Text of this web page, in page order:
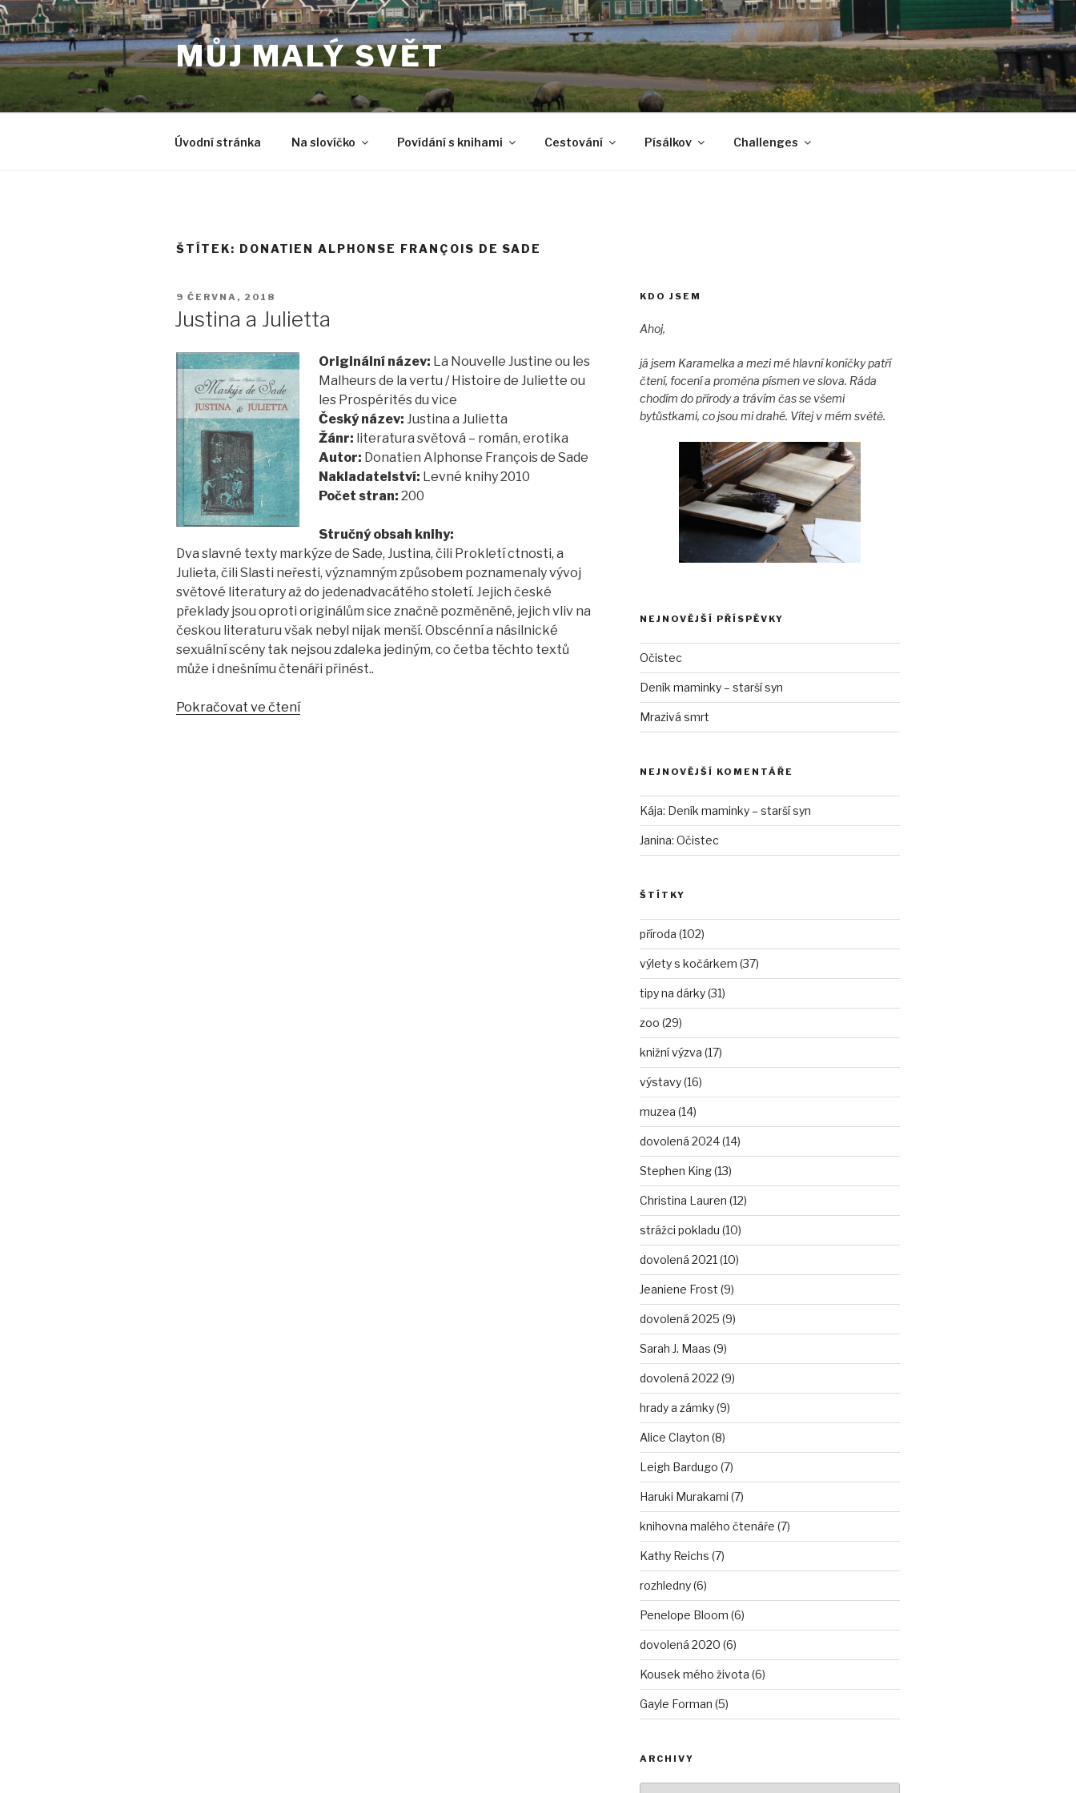
Přejít
k
obsahu
webu
MŮJ MALÝ SVĚT
Úvodní stránka Na slovíčko Povídání s knihami Cestování Písálkov Challenges
ŠTÍTEK: DONATIEN ALPHONSE FRANÇOIS DE SADE
PUBLIKOVÁNO
9 ČERVNA, 2018
Justina a Julietta
Originální název: La Nouvelle Justine ou les
Malheurs de la vertu / Histoire de Juliette ou
les Prospérités du vice
Český název: Justina a Julietta
Žánr: literatura světová – román, erotika
Autor: Donatien Alphonse François de Sade
Nakladatelství: Levné knihy 2010
Počet stran: 200
Stručný obsah knihy:
Dva slavné texty markýze de Sade, Justina, čili Prokletí ctnosti, a
Julieta, čili Slasti neřesti, významným způsobem poznamenaly vývoj
světové literatury až do jedenadvacátého století. Jejich české
překlady jsou oproti originálům sice značně pozměněné, jejich vliv na
českou literaturu však nebyl nijak menší. Obscénní a násilnické
sexuální scény tak nejsou zdaleka jediným, co četba těchto textů
může i dnešnímu čtenáři přinést..
Pokračovat ve čtení„Justina
KDO JSEM
Ahoj,
já jsem Karamelka a mezi mé hlavní koníčky patří
čtení, focení a proměna písmen ve slova. Ráda
chodím do přírody a trávím čas se všemi
bytůstkami, co jsou mi drahé. Vítej v mém světě.
NEJNOVĚJŠÍ PŘÍSPĚVKY
Očistec
Deník maminky – starší syn
Mrazivá smrt
NEJNOVĚJŠÍ KOMENTÁŘE
Kája: Deník maminky – starší syn
Janina: Očistec
ŠTÍTKY
příroda (102)
výlety s kočárkem (37)
tipy na dárky (31)
zoo (29)
knižní výzva (17)
výstavy (16)
muzea (14)
dovolená 2024 (14)
Stephen King (13)
Christina Lauren (12)
strážci pokladu (10)
dovolená 2021 (10)
Jeaniene Frost (9)
dovolená 2025 (9)
Sarah J. Maas (9)
dovolená 2022 (9)
hrady a zámky (9)
Alice Clayton (8)
Leigh Bardugo (7)
Haruki Murakami (7)
knihovna malého čtenáře (7)
Kathy Reichs (7)
rozhledny (6)
Penelope Bloom (6)
dovolená 2020 (6)
Kousek mého života (6)
Gayle Forman (5)
ARCHIVY